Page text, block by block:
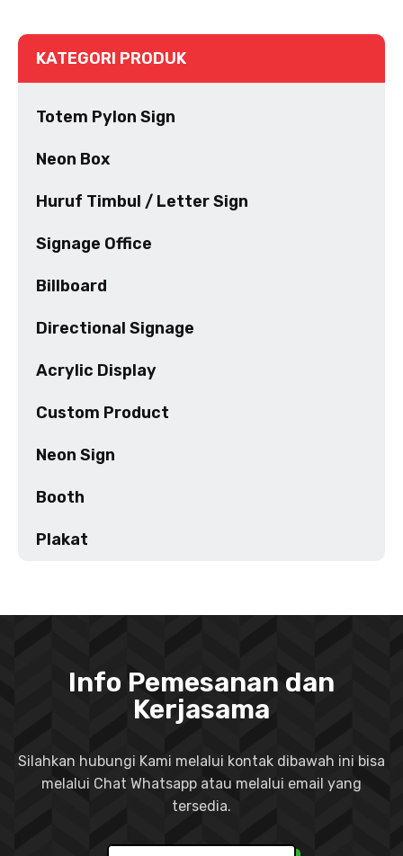
KATEGORI PRODUK
Totem Pylon Sign
Neon Box
Huruf Timbul / Letter Sign
Signage Office
Billboard
Directional Signage
Acrylic Display
Custom Product
Neon Sign
Booth
Plakat
Info Pemesanan dan
Kerjasama
Silahkan hubungi Kami melalui kontak dibawah ini bisa
melalui Chat Whatsapp atau melalui email yang
tersedia.